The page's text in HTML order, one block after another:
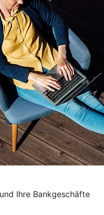
Ihre Bankgeschäfte